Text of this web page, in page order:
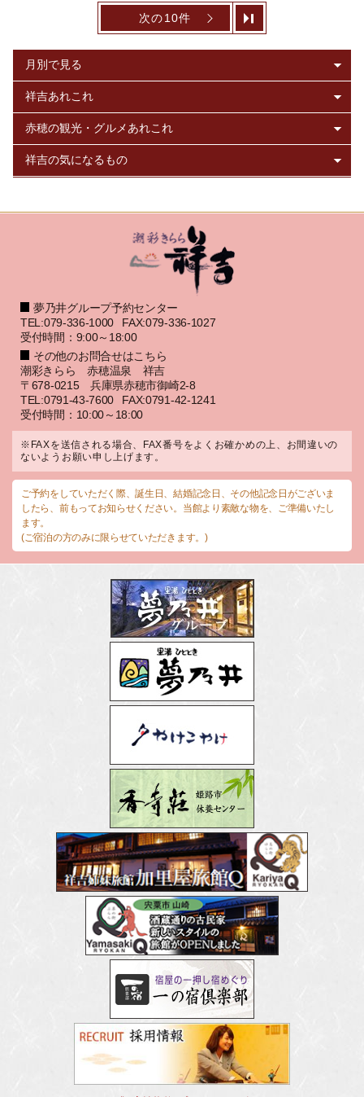
次の10件
夢乃井グループ予約センター
TEL:079-336-1000
FAX:079-336-1027
受付時間：9:00～18:00
その他のお問合せはこちら
潮彩きらら 赤穂温泉 祥吉
〒678-0215 兵庫県赤穂市御崎2-8
TEL:0791-43-7600
FAX:0791-42-1241
受付時間：10:00～18:00
※FAXを送信される場合、FAX番号をよくお確かめの上、お間違いの
ないようお願い申し上げます。
ご予約をしていただく際、誕生日、結婚記念日、その他記念日がございま
したら、前もってお知らせください。当館より素敵な物を、ご準備いたし
ます。
(ご宿泊の方のみに限らせていただきます。)